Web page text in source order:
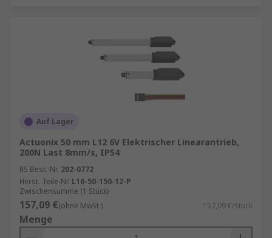
Auf Lager
Actuonix 50 mm L12 6V Elektrischer Linearantrieb,
200N Last 8mm/s, IP54
RS Best.-Nr. 202-0772
Herst. Teile-Nr. L16-50-150-12-P
Zwischensumme (1 Stück)
157,09 €(ohne MwSt.) 157,09 €/Stück
Menge